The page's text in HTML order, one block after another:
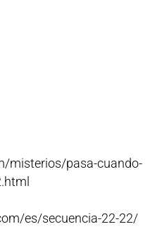
misterios/pasa-cuando-
es/secuencia-22-22/